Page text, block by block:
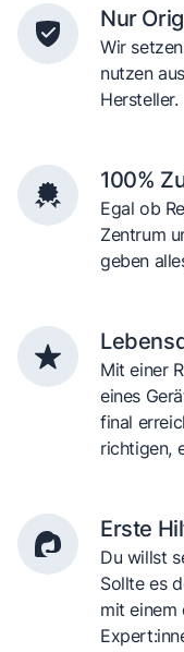
Nur
Wir
nutzen
Hersteller.
100%
Egal ob
Zentrum
geben
Mit einer
eines
final
richtigen,
Erste
Du willst
Sollte es
mit einem